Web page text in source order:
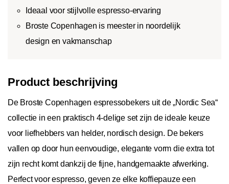
Ideaal voor stijlvolle espresso-ervaring
Broste Copenhagen is meester in noordelijk
design en vakmanschap
Product beschrijving
De Broste Copenhagen espressobekers uit de „Nordic Sea“
collectie in een praktisch 4-delige set zijn de ideale keuze
voor liefhebbers van helder, nordisch design. De bekers
vallen op door hun eenvoudige, elegante vorm die extra tot
zijn recht komt dankzij de fijne, handgemaakte afwerking.
Perfect voor espresso, geven ze elke koffiepauze een